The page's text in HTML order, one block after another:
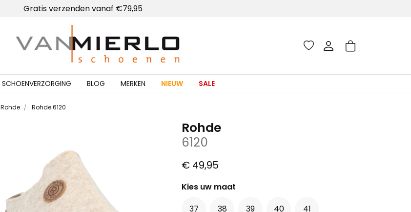
Gratis verzenden vanaf €79,95
SCHOENVERZORGING BLOG MERKEN NIEUW SALE
Rohde Rohde 6120
Rohde
6120
€ 49,95
Kies uw maat
37
38 39 40 41